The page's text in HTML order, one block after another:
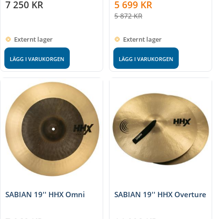
7 250 KR
Externt lager
LÄGG I VARUKORGEN
5 699 KR
5 872KR
Externt lager
LÄGG I VARUKORGEN
SABIAN 19'' HHX Omni SABIAN 19'' HHX Overture